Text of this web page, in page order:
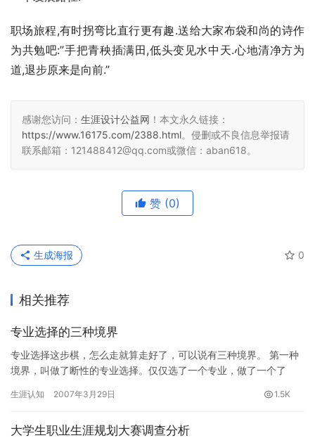
职场旅程,有时拐弯比直行更有趣.送给大家布袋和尚的诗作
为共勉吧:”手把青秧插满田,低头变见水中天.心地清净方为
道,退步原来是向前.”
感谢您访问： 生涯设计公益网 ！本文永久链接：
https://www.16175.com/2388.html。侵删或不良信息举报请
联系邮箱：121488412@qq.com或微信：aban618。
赞 (0)
0
生成海报
相关推荐
专业选择的三种境界
专业选择这步棋，怎么走就算走好了，可以说有三种境界。 第一种
境界，叫做了断性的专业选择。仅仅选了一个专业，做了一个了
的意识…
生涯认知 2007年3月29日 1.5K
大学生职业生涯规划大赛调查分析